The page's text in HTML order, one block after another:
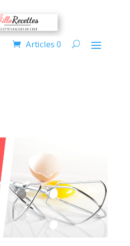
Articles 0